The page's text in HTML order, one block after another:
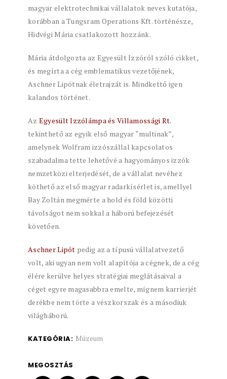
magyar elektrotechnikai vállalatok neves kutatója,
korábban a Tungsram Operations Kft. történésze,
Hidvégi Mária csatlakozott hozzánk.
Mária átdolgozta az Egyesült Izzóról szóló cikket,
és megírta a cég emblematikus vezetőjének,
Aschner Lipótnak életrajzát is. Mindkettő igen
kalandos történet.
Az Egyesült Izzólámpa és Villamossági Rt.
tekinthető az egyik első magyar “multinak”,
amelynek Wolfram izzószállal kapcsolatos
szabadalma tette lehetővé a hagyományos izzók
nemzetközi elterjedését, de a vállalat nevéhez
köthető az első magyar radarkísérlet is, amellyel
Bay Zoltán megmérte a hold és föld közötti
távolságot nem sokkal a háború befejezését
követően.
Aschner Lipót pedig az a típusú vállalatvezető
volt, aki ugyan nem volt alapítója a cégnek, de a cég
élére kerülve helyes stratégiai meglátásaival a
céget egyre magasabbra emelte, mígnem karrierjét
derékbe nem törte a vészkorszak és a másodiuk
világháború.
KATEGÓRIA: Múzeum
MEGOSZTÁS